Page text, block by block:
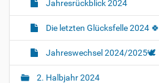
Jahresrückblick 2024
Die letzten Glücksfelle 2024 🍀
Jahreswechsel 2024/2025🕊
2. Halbjahr 2024